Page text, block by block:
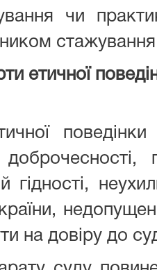
чи
етичної
гідності,
на довіру до